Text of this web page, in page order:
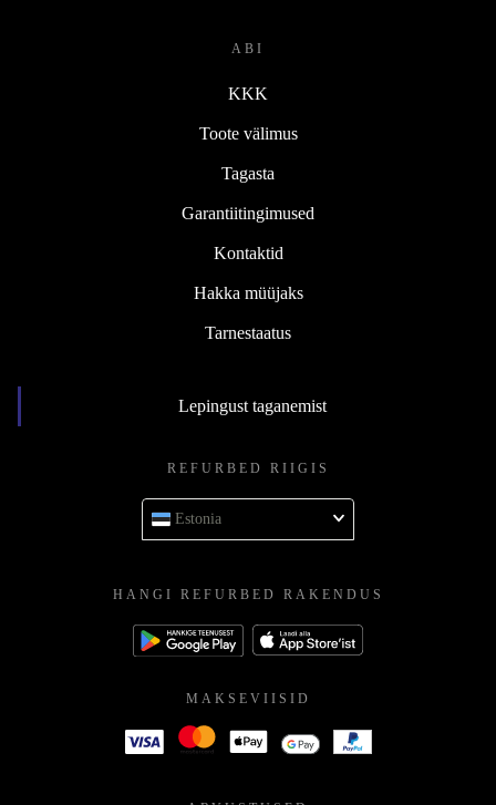
ABI
KKK
Toote välimus
Tagasta
Garantiitingimused
Kontaktid
Hakka müüjaks
Tarnestaatus
Lepingust taganemist
REFURBED RIIGIS
Estonia
HANGI REFURBED RAKENDUS
MAKSEVIISID